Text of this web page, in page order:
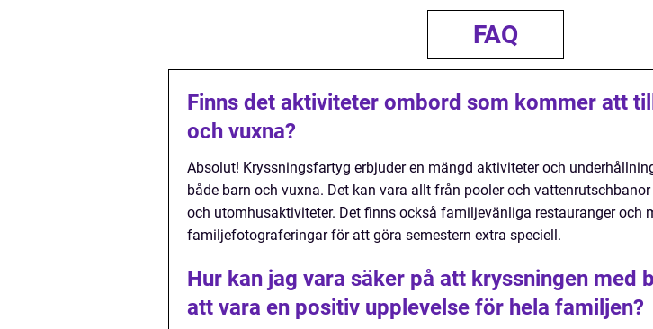
FAQ
Finns det aktiviteter ombord som kommer att
och vuxna?
Absolut! Kryssningsfartyg erbjuder en mängd aktiviteter och
både barn och vuxna. Det kan vara allt från pooler och
och utomhusaktiviteter. Det finns också familjevänliga restauranger och
familjefotograferingar för att göra semestern extra speciell.
Hur kan jag vara säker på att kryssningen med
att vara en positiv upplevelse för hela familjen?